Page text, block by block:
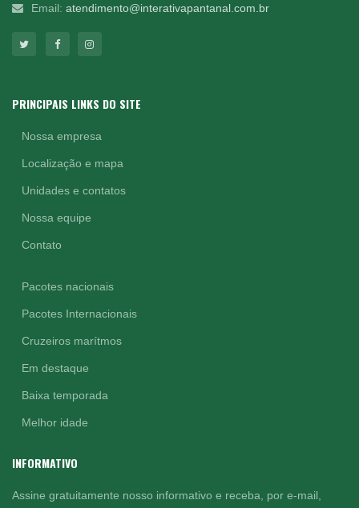
Email: atendimento@interativapantanal.com.br
PRINCIPAIS LINKS DO SITE
Nossa empresa
Localização e mapa
Unidades e contatos
Nossa equipe
Contato
Pacotes nacionais
Pacotes Internacionais
Cruzeiros marítmos
Em destaque
Baixa temporada
Melhor idade
INFORMATIVO
Assine gratuitamente nosso informativo e receba, por e-mail,